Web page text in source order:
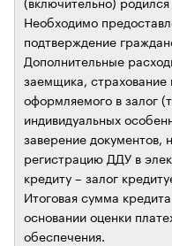
Необходимо
подтверждение
Дополнительные
заемщика, страхование
оформляемого в залог
индивидуальных
заверение документов,
регистрацию ДДУ в
кредиту – залог
Итоговая сумма
основании оценки
обеспечения.